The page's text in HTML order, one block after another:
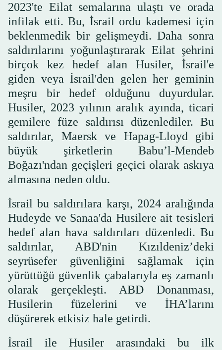
2023'te Eilat semalarına ulaştı ve orada
infilak etti. Bu, İsrail ordu kademesi için
beklenmedik bir gelişmeydi. Daha sonra
saldırılarını yoğunlaştırarak Eilat şehrini
birçok kez hedef alan Husiler, İsrail'e
giden veya İsrail'den gelen her geminin
meşru bir hedef olduğunu duyurdular.
Husiler, 2023 yılının aralık ayında, ticari
gemilere füze saldırısı düzenlediler. Bu
saldırılar, Maersk ve Hapag-Lloyd gibi
büyük şirketlerin Babu’l-Mendeb
Boğazı'ndan geçişleri geçici olarak askıya
almasına neden oldu.
İsrail bu saldırılara karşı, 2024 aralığında
Hudeyde ve Sanaa'da Husilere ait tesisleri
hedef alan hava saldırıları düzenledi. Bu
saldırılar, ABD'nin Kızıldeniz’deki
seyrüsefer güvenliğini sağlamak için
yürüttüğü güvenlik çabalarıyla eş zamanlı
olarak gerçekleşti. ABD Donanması,
Husilerin füzelerini ve İHA’larını
düşürerek etkisiz hale getirdi.
İsrail ile Husiler arasındaki bu ilk